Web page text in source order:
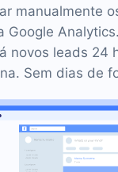
manualmente
Google
novos leads 24
Sem dias de